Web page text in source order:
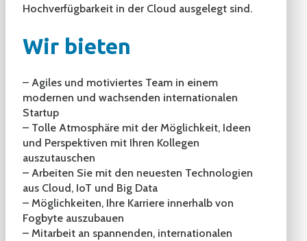
Hochverfügbarkeit in der Cloud ausgelegt sind.
Wir bieten
– Agiles und motiviertes Team in einem
modernen und wachsenden internationalen
Startup
– Tolle Atmosphäre mit der Möglichkeit, Ideen
und Perspektiven mit Ihren Kollegen
auszutauschen
– Arbeiten Sie mit den neuesten Technologien
aus Cloud, IoT und Big Data
– Möglichkeiten, Ihre Karriere innerhalb von
Fogbyte auszubauen
– Mitarbeit an spannenden, internationalen